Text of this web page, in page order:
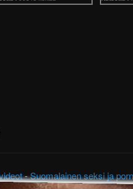
-Suomalainen seksi ja